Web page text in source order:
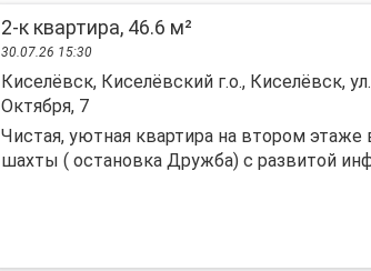
2-к квартира, 46.6 м²
30.07.26 15:30
Киселёвск, Киселёвский г.о., Киселёвск,
Октября, 7
Чиcтaя, уютнaя квартиpa на втором этажe
шахты ( oстановка Дpужбa) c paзвитой